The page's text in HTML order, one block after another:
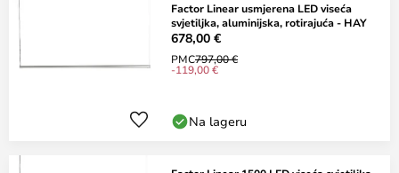
Factor Linear usmjerena LED viseća
svjetiljka, aluminijska, rotirajuća - HAY
678,00 €
PMC797,00 €
-119,00 €
Na lageru